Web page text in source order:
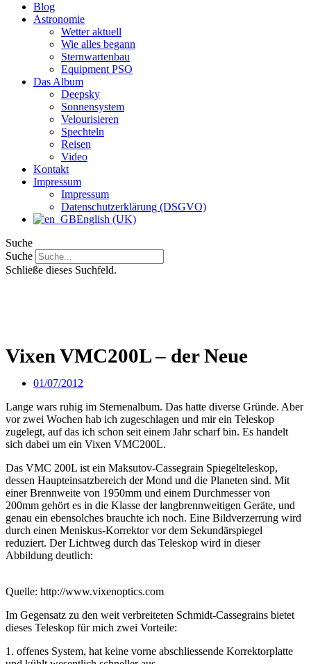
Blog
Astronomie
Wetter aktuell
Wie alles begann
Sternwartenbau
Equipment PSO
Das Album
Deepsky
Sonnensystem
Velourisieren
Spechteln
Reisen
Video
Kontakt
Impressum
Impressum
Datenschutzerklärung (DSGVO)
English (UK)
Suche
Suche
Schließe dieses Suchfeld.
Vixen VMC200L – der Neue
01/07/2012
Lange wars ruhig im Sternenalbum. Das hatte diverse Gründe. Aber
vor zwei Wochen hab ich zugeschlagen und mir ein Teleskop
zugelegt, auf das ich schon seit einem Jahr scharf bin. Es handelt
sich dabei um ein Vixen VMC200L.
Das VMC 200L ist ein Maksutov-Cassegrain Spiegelteleskop,
dessen Haupteinsatzbereich der Mond und die Planeten sind. Mit
einer Brennweite von 1950mm und einem Durchmesser von
200mm gehört es in die Klasse der langbrennweitigen Geräte, und
genau ein ebensolches brauchte ich noch. Eine Bildverzerrung wird
durch einen Meniskus-Korrektor vor dem Sekundärspiegel
reduziert. Der Lichtweg durch das Teleskop wird in dieser
Abbildung deutlich:
Quelle: http://www.vixenoptics.com
Im Gegensatz zu den weit verbreiteten Schmidt-Cassegrains bietet
dieses Teleskop für mich zwei Vorteile:
1. offenes System, hat keine vorne abschliessende Korrektorplatte